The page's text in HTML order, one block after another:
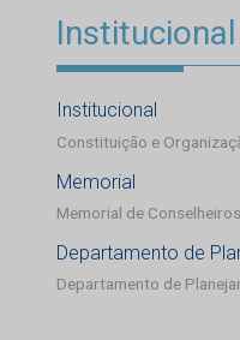
Institucional
Institucional
Constituição e
Memorial
Memorial de
Departamento de
Departamento de